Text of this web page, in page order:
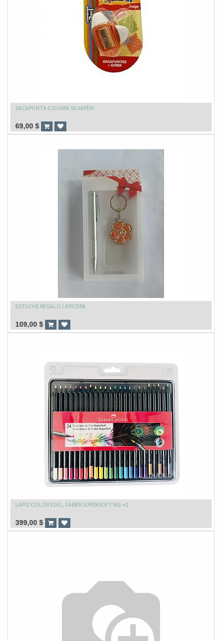
SACAPUNTA C/GOMA SILVAPEN
69,00 $
ESTUCHE REGALO LAPICERA
109,00 $
LAPIZ COLOR X24 L. FABER SUPERSOFT NG +2
399,00 $